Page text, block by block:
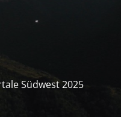
Südwest 2025